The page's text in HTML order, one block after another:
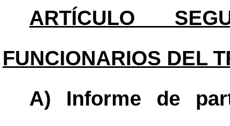
ARTÍCULO
FUNCIONARIOS DEL
A) Informe de